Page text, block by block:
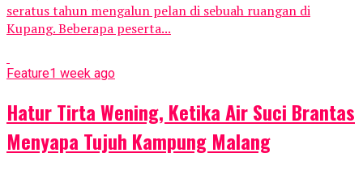
seratus tahun mengalun pelan di sebuah ruangan di
Kupang. Beberapa peserta...
Feature1 week ago
Hatur Tirta Wening, Ketika Air Suci Brantas
Menyapa Tujuh Kampung Malang